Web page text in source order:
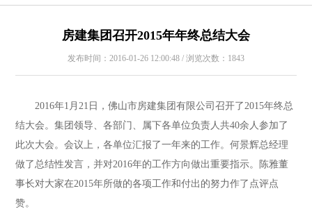
房建集团召开2015年年终总结大会
发布时间：2016-01-26 12:00:48 / 浏览次数：1843
2016年1月21日，佛山市房建集团有限公司召开了2015年终总
结大会。集团领导、各部门、属下各单位负责人共40余人参加了
此次大会。会议上，各单位汇报了一年来的工作。何景辉总经理
做了总结性发言，并对2016年的工作方向做出重要指示。陈雅董
事长对大家在2015年所做的各项工作和付出的努力作了点评点
赞。